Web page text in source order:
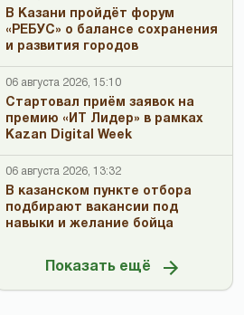
В Казани пройдёт форум
«РЕБУС» о балансе сохранения
и развития городов
06 августа 2026, 15:10
Стартовал приём заявок на
премию «ИТ Лидер» в рамках
Kazan Digital Week
06 августа 2026, 13:32
В казанском пункте отбора
подбирают вакансии под
навыки и желание бойца
Показать ещё